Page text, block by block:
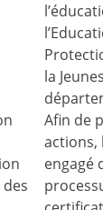
la
Afin de
actions,
engagé